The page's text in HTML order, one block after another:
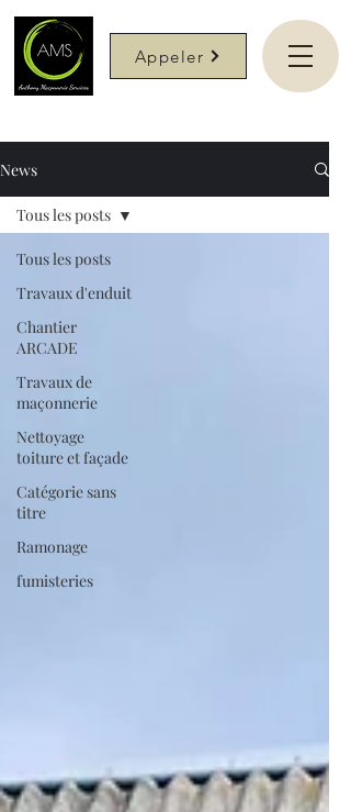
Appeler
News
Tous les posts
Travaux d'enduit
Chantier
ARCADE
Travaux de
maçonnerie
Nettoyage
toiture et façade
Catégorie sans
titre
Ramonage
fumisteries
Tous les posts